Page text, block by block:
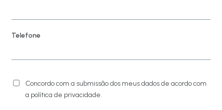
Telefone
Concordo com a submissão dos meus dados de acordo com
a política de privacidade.